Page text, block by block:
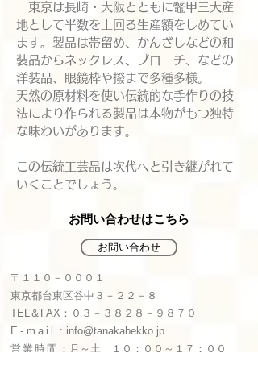
東京は長崎・大阪とともに鼈甲三大産
地として半数を上回る生産額をしめてい
ます。​製品は帯留め、かんざしなどの和
装品からネックレス、ブローチ、などの
洋装品、眼鏡枠や撥まで多種多様。
天然の原材料を使い伝統的な手作りの技
法により作られる製品は本物がもつ独特
な味わいがあります。
​この伝統工芸品は次代へと引き継がれて
いくことでしょう。
お問い合わせはこちら
お問い合わせ
〒１１０－０００１
東京都台東区谷中３－２２－８
​TEL＆FAX：０３－３８２８－９８７０
E-mail
: info@tanakabekko.jp
営業時間 ：​月～土 １０：００～１７：００